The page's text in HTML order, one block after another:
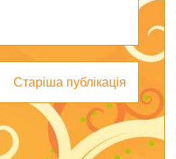
Старіша публікація